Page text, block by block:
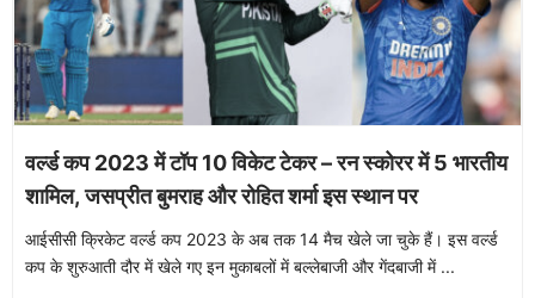
वर्ल्ड कप 2023 में टॉप 10 विकेट टेकर – रन स्कोरर में 5 भारतीय
शामिल, जसप्रीत बुमराह और रोहित शर्मा इस स्थान पर
आईसीसी क्रिकेट वर्ल्ड कप 2023 के अब तक 14 मैच खेले जा चुके हैं। इस वर्ल्ड
कप के शुरुआती दौर में खेले गए इन मुकाबलों में बल्लेबाजी और गेंदबाजी में ...